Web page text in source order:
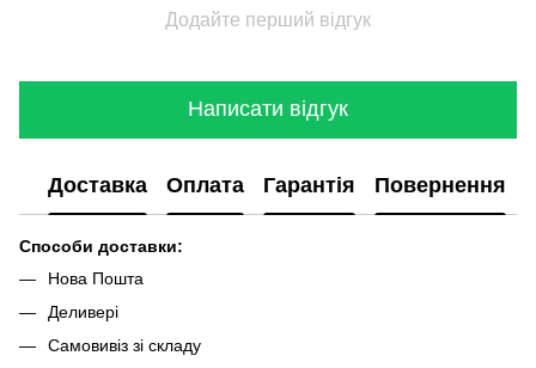
Додайте перший відгук
Написати відгук
Доставка Оплата Гарантія Повернення
Способи доставки:
Нова Пошта
Деливері
Самовивіз зі складу